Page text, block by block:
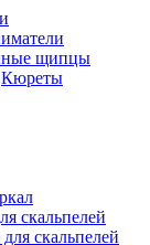
щипцы
Кюреты
скальпелей
скальпелей